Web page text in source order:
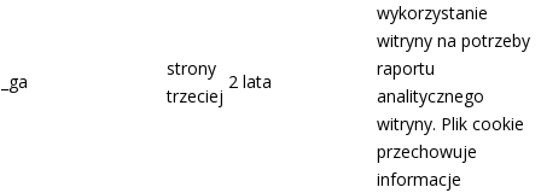
_ga
strony
trzeciej
2 lata
wykorzystanie
witryny na potrzeby
raportu
analitycznego
witryny. Plik cookie
przechowuje
informacje